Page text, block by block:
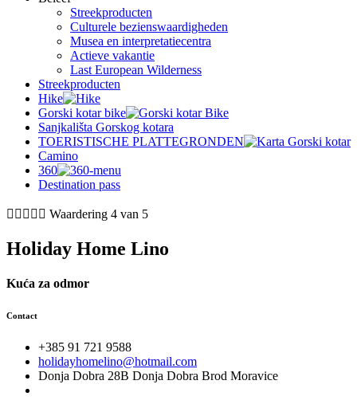
Streekproducten
Culturele bezienswaardigheden
Musea en interpretatiecentra
Actieve vakantie
Last European Wilderness
Streekproducten
Hike
Gorski kotar bike
Sanjkališta Gorskog kotara
TOERISTISCHE PLATTEGRONDEN
Camino
360
Destination pass
     Waardering 4 van 5
Holiday Home Lino
Kuća za odmor
Contact
+385 91 721 9588
holidayhomelino@hotmail.com
Donja Dobra 28B Donja Dobra Brod Moravice